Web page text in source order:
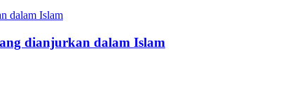
dianjurkan dalam Islam